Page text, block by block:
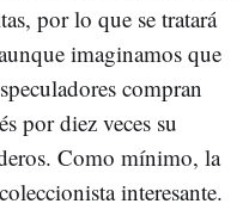
por lo que se tratará
imaginamos que
compran
por diez veces su
Como mínimo, la
interesante.